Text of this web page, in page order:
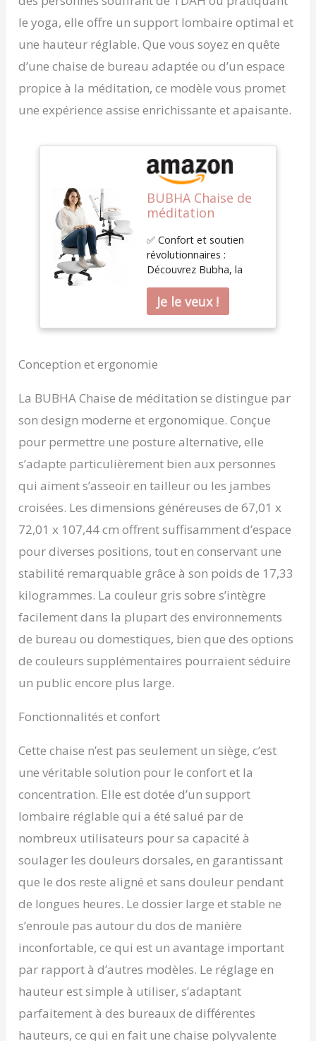
le yoga, elle offre un support lombaire optimal et
une hauteur réglable. Que vous soyez en quête
d’une chaise de bureau adaptée ou d’un espace
propice à la méditation, ce modèle vous promet
une expérience assise enrichissante et apaisante.
BUBHA Chaise de
méditation
dossier inclinable
et hauteur
réglable, chaise de
bureau à pieds
croisés avec
roulettes, large
repose-jambes,
et siège de yoga
✅ Confort et soutien
révolutionnaires :
Découvrez Bubha, la
seule chaise de
méditation avec un
dossier breveté (en
attente) entièrement
hauteur – le plus grand
ergonomique inégalé
pour des séances de
profondes et plus
confortables.
ultimes : contrairement
aux chaises à jambes
croisées standard,
BUBHA dispose d'un
repose-pieds unique
sans roues à 360 ° pour
un mouvement sans
effort et un
repositionnement sans
compromis sur la
stabilité exceptionnelle.
Parfait pour diverses
postures de méditation
et pratiques
façon ergonomique pour
d'un alignement de
posture supérieur avec
notre dossier le plus
large et notre soutien
lombaire réglable. Conçu
pour réduire l'inconfort
et améliorer la
concentration pendant
de longues périodes
assises. 💎 Construit
pour durer avec des
matériaux de qualité
supérieure : investissez
toute confiance. La
chaise BUBHA dispose
robuste, d'une mousse
haute résilience pour un
Conception et ergonomie
La BUBHA Chaise de méditation se distingue par
son design moderne et ergonomique. Conçue
pour permettre une posture alternative, elle
s’adapte particulièrement bien aux personnes
qui aiment s’asseoir en tailleur ou les jambes
croisées. Les dimensions généreuses de 67,01 x
72,01 x 107,44 cm offrent suffisamment d’espace
pour diverses positions, tout en conservant une
stabilité remarquable grâce à son poids de 17,33
kilogrammes. La couleur gris sobre s’intègre
facilement dans la plupart des environnements
de bureau ou domestiques, bien que des options
de couleurs supplémentaires pourraient séduire
un public encore plus large.
Fonctionnalités et confort
Cette chaise n’est pas seulement un siège, c’est
une véritable solution pour le confort et la
concentration. Elle est dotée d’un support
lombaire réglable qui a été salué par de
nombreux utilisateurs pour sa capacité à
soulager les douleurs dorsales, en garantissant
que le dos reste aligné et sans douleur pendant
de longues heures. Le dossier large et stable ne
s’enroule pas autour du dos de manière
inconfortable, ce qui est un avantage important
par rapport à d’autres modèles. Le réglage en
hauteur est simple à utiliser, s’adaptant
parfaitement à des bureaux de différentes
hauteurs, ce qui en fait une chaise polyvalente